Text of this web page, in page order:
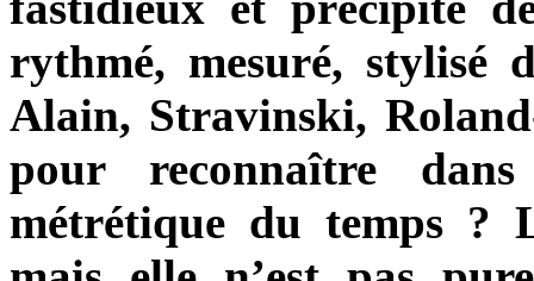
rythmé, mesuré, stylisé
Alain, Stravinski,
pour reconnaître
métrétique du temps ?